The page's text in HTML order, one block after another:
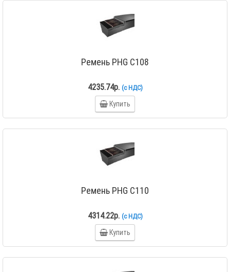
Ремень PHG C108
4235.74р. (с НДС)
Купить
Ремень PHG C110
4314.22р. (с НДС)
Купить